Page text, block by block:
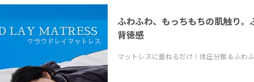
ふわふわ、もっちもちの肌触り。
背徳感
マットレスに重ねるだけ！体圧分散＆ふわ